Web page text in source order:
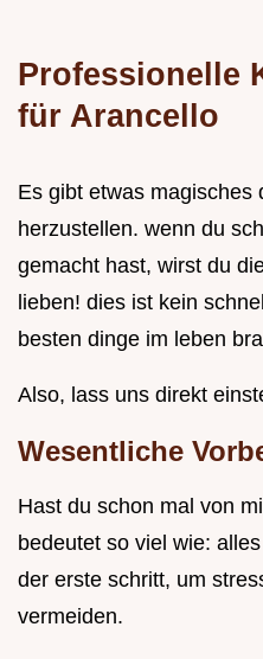
Professionelle
für Arancello
Es gibt etwas magisches
herzustellen. wenn du
gemacht hast, wirst du
lieben! dies ist kein
besten dinge im leben
Also, lass uns direkt
Wesentliche
Hast du schon mal von
bedeutet so viel wie:
der erste schritt, um
vermeiden.